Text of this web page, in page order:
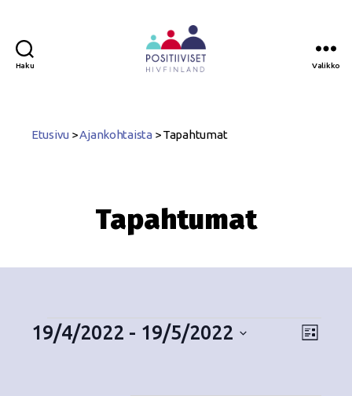
Haku Valikko
Etusivu >Ajankohtaista >Tapahtumat
Tapahtumat
NT
L
19/4/2022 - 19/5/2022